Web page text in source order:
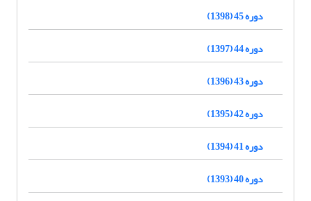
دوره 45 (1398)
دوره 44 (1397)
دوره 43 (1396)
دوره 42 (1395)
دوره 41 (1394)
دوره 40 (1393)